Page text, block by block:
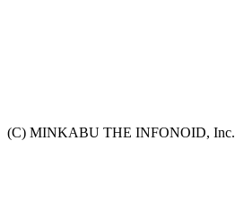
(C) MINKABU THE INFONOID, Inc.